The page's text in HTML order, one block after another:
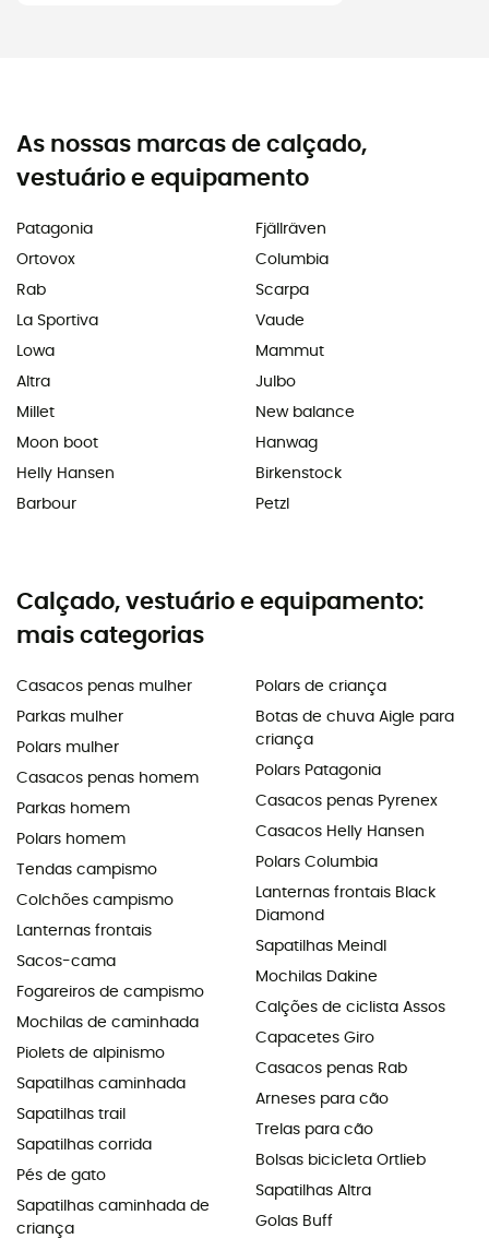
As nossas marcas de calçado,
vestuário e equipamento
Patagonia
Ortovox
Rab
La Sportiva
Lowa
Altra
Millet
Moon boot
Helly Hansen
Barbour
Fjällräven
Columbia
Scarpa
Vaude
Mammut
Julbo
New balance
Hanwag
Birkenstock
Petzl
Calçado, vestuário e equipamento:
mais categorias
Casacos penas mulher
Parkas mulher
Polars mulher
Casacos penas homem
Parkas homem
Polars homem
Tendas campismo
Colchões campismo
Lanternas frontais
Sacos-cama
Fogareiros de campismo
Mochilas de caminhada
Piolets de alpinismo
Sapatilhas caminhada
Sapatilhas trail
Sapatilhas corrida
Pés de gato
Sapatilhas caminhada de
criança
Polars de criança
Botas de chuva Aigle para
criança
Polars Patagonia
Casacos penas Pyrenex
Casacos Helly Hansen
Polars Columbia
Lanternas frontais Black
Diamond
Sapatilhas Meindl
Mochilas Dakine
Calções de ciclista Assos
Capacetes Giro
Casacos penas Rab
Arneses para cão
Trelas para cão
Bolsas bicicleta Ortlieb
Sapatilhas Altra
Golas Buff